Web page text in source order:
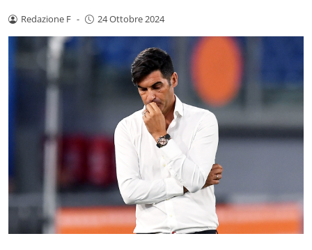
Redazione F - 24 Ottobre 2024